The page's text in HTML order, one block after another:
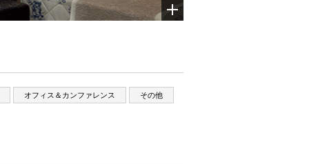
オフィス＆カンファレンス その他